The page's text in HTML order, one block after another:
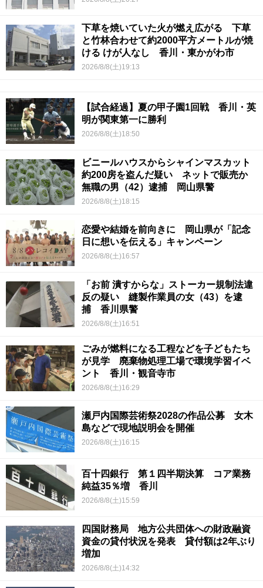
下草を焼いていた火が燃え広がる 下草
と竹林合わせて約2000平方メートルが焼
ける けが人なし 香川・東かがわ市
2026/8/8(土)19:13
【試合経過】夏の甲子園1回戦 香川・英
明が関東第一に勝利
2026/8/8(土)18:50
ビニールハウスからシャインマスカット
約200房を盗んだ疑い ネットで販売か
無職の男（42）逮捕 岡山県警
2026/8/8(土)18:15
恋愛や結婚を前向きに 岡山県が「記念
日に想いを伝える」キャンペーン
2026/8/8(土)16:57
「お前 潰すからな」ストーカー規制法違
反の疑い 縫製作業員の女（43）を逮
捕 香川県警
2026/8/8(土)16:51
ごみが燃料になる工程などを子どもたち
が見学 廃棄物処理工場で環境学習イベ
ント 香川・観音寺市
2026/8/8(土)16:29
瀬戸内国際芸術祭2028の作品公募 女木
島などで現地説明会を開催
2026/8/8(土)16:15
百十四銀行 第１四半期決算 コア業務
純益35％増 香川
2026/8/8(土)15:59
四国財務局 地方公共団体への財政融資
資金の貸付状況を発表 貸付額は2年ぶり
増加
2026/8/8(土)14:32